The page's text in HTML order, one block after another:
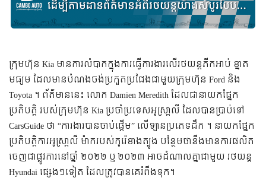
ក្រុមហ៊ុន Kia មានការលំបាកក្នុងការធ្វើការងារលើរថយន្តភីកអាប់ ខ្នាត
មធ្យម ដែលមានបំណងចង់ប្រកួតប្រជែងជាមួយក្រុមហ៊ុន Ford និង
Toyota ។ ព័ត៌មាននេះ លោក Damien Meredith ដែលជានាយកផ្នែក
ប្រតិបត្តិ របស់ក្រុមហ៊ុន Kia ប្រចាំប្រទេសអូស្រា្តលី ដែលបានប្រាប់ទៅ
CarsGuide ថា “ការងារបានចាប់ផ្តើម” លើឡានប្រភេទដឹក ។ នាយកផ្នែក
ប្រតិបតិ្តការអូស្រា្តលី ម៉ាករបស់កូរ៉េខាងត្បូង បន្ថែមថានឹងមានការផលិត
ចេញជាផ្លូវការនៅឆ្នាំ ២០២២ ឬ ២០២៣ អាចដំណាលគ្នាជាមួយ រថយន្ត
Hyundai ផ្សេងៗទៀត ដែលត្រូវបានគេរំពឹងទុក។